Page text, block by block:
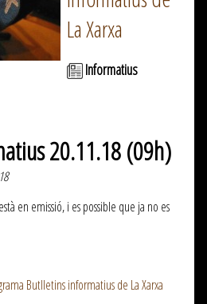
La Xarxa
Informatius
20.11.18 (09h)
en emissió, i es possible que ja no es
Butlletins informatius de La Xarxa